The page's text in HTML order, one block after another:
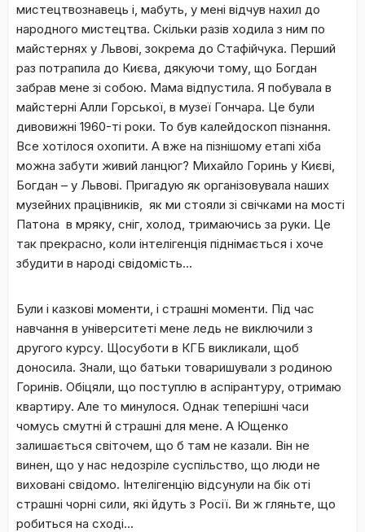
мистецтвознавець і, мабуть, у мені відчув нахил до
народного мистецтва. Скільки разів ходила з ним по
майстернях у Львові, зокрема до Стафійчука. Перший
раз потрапила до Києва, дякуючи тому, що Богдан
забрав мене зі собою. Мама відпустила. Я побувала в
майстерні Алли Горської, в музеї Гончара. Це були
дивовижні 1960-ті роки. То був калейдоскоп пізнання.
Все хотілося охопити. А вже на пізнішому етапі хіба
можна забути живий ланцюг? Михайло Горинь у Києві,
Богдан – у Львові. Пригадую як організовувала наших
музейних працівників, як ми стояли зі свічками на мості
Патона в мряку, сніг, холод, тримаючись за руки. Це
так прекрасно, коли інтелігенція піднімається і хоче
збудити в народі свідомість…
Були і казкові моменти, і страшні моменти. Під час
навчання в університеті мене ледь не виключили з
другого курсу. Щосуботи в КГБ викликали, щоб
доносила. Знали, що батьки товаришували з родиною
Горинів. Обіцяли, що поступлю в аспірантуру, отримаю
квартиру. Але то минулося. Однак теперішні часи
чомусь смутні й страшні для мене. А Ющенко
залишається світочем, що б там не казали. Він не
винен, що у нас недозріле суспільство, що люди не
виховані свідомо. Інтелігенцію відсунули на бік оті
страшні чорні сили, які йдуть з Росії. Ви ж гляньте, що
робиться на сході…